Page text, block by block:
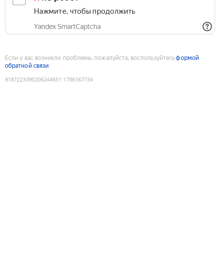
Нажмите, чтобы продолжить
Yandex SmartCaptcha
Если у вас возникли проблемы, пожалуйста, воспользуйтесьформой
обратной связи
9187223090206244651 :1786167734